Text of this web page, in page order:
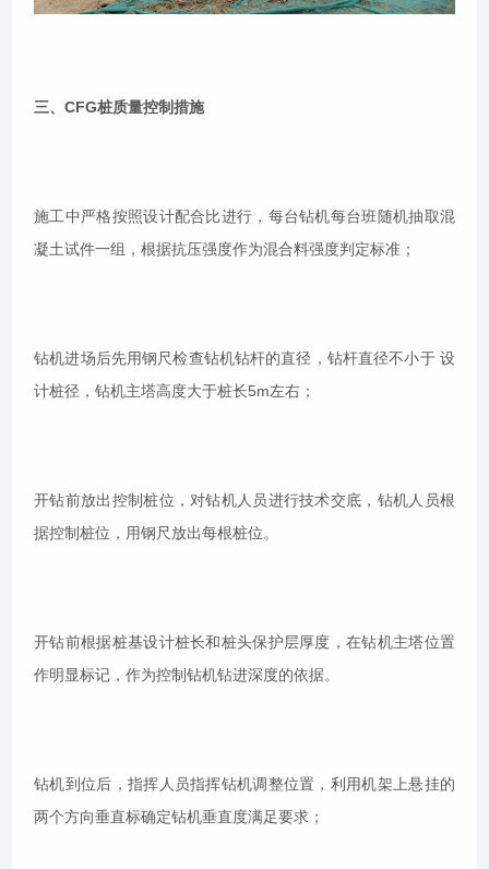
三、CFG桩质量控制措施
施工中严格按照设计配合比进行，每台钻机每台班随机抽取混
凝土试件一组，根据抗压强度作为混合料强度判定标准；
钻机进场后先用钢尺检查钻机钻杆的直径，钻杆直径不小于 设
计桩径，钻机主塔高度大于桩长5m左右；
开钻前放出控制桩位，对钻机人员进行技术交底，钻机人员根
据控制桩位，用钢尺放出每根桩位。
开钻前根据桩基设计桩长和桩头保护层厚度，在钻机主塔位置
作明显标记，作为控制钻机钻进深度的依据。
钻机到位后，指挥人员指挥钻机调整位置，利用机架上悬挂的
两个方向垂直标确定钻机垂直度满足要求；